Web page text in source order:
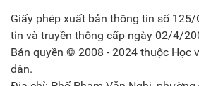
Giấy phép xuất bản thông tin số 125/
tin và truyền thông cấp ngày 02/4/
Bản quyền © 2008 - 2024 thuộc Học
dân.